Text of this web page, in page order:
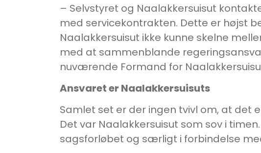
– Selvstyret og Naalakkersuisut
med servicekontrakten. Dette er højst
Naalakkersuisut ikke kunne skelne
med at sammenblande
nuværende Formand for
Ansvaret er Naalakkersuisuts
Samlet set er der ingen tvivl om, at det
Det var Naalakkersuisut som sov i
sagsforløbet og særligt i forbindelse